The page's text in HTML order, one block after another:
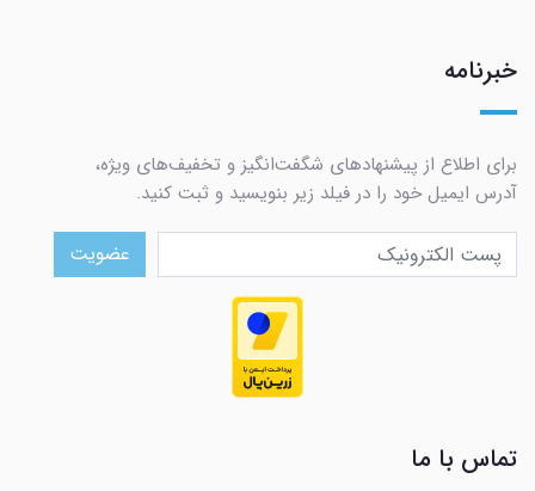
خبرنامه
برای اطلاع از پیشنهادهای شگفت‌انگیز و تخفیف‌های ویژه،
آدرس ایمیل خود را در فیلد زیر بنویسید و ثبت کنید.
عضویت
تماس با ما